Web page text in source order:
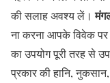
की सलाह अवश्य लें।
ना करना आपके विवेक पर
का उपयोग पूरी तरह से
प्रकार की हानि,